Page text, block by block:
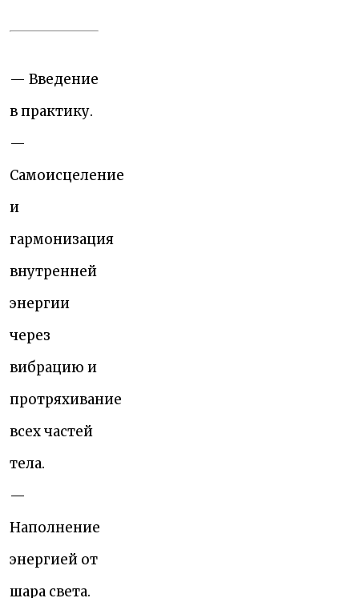
— Введение
в практику.
—
Самоисцеление
и
гармонизация
внутренней
энергии
через
вибрацию и
протряхивание
всех частей
тела.
—
Наполнение
энергией от
шара света.